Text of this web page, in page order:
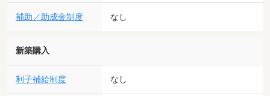
補助／助成金制度 なし
新築購入
利子補給制度 なし